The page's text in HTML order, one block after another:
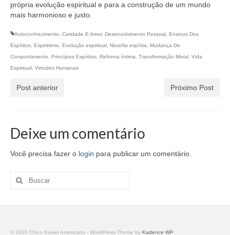
própria evolução espiritual e para a construção de um mundo
mais harmonioso e justo.
Autoconhecimento, Caridade E Amor, Desenvolvimento Pessoal, Ensinos Dos
Espíritos, Espiritismo, Evolução espiritual, filosofia espírita, Mudança De
Comportamento, Princípios Espíritas, Reforma íntima, Transformação Moral, Vida
Espiritual, Virtudes Humanas
Post anterior Próximo Post
Deixe um comentário
Você precisa fazer o login para publicar um comentário.
Buscar
por:
© 2026 Chico Xavier Americana - WordPress Theme by Kadence WP